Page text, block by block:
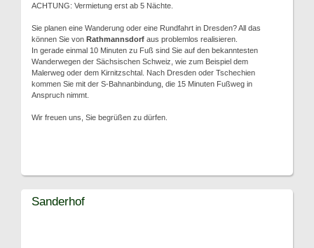
ACHTUNG: Vermietung erst ab 5 Nächte.
Sie planen eine Wanderung oder eine Rundfahrt in Dresden? All das
können Sie von Rathmannsdorf aus problemlos realisieren.
In gerade einmal 10 Minuten zu Fuß sind Sie auf den bekanntesten
Wanderwegen der Sächsischen Schweiz, wie zum Beispiel dem
Malerweg oder dem Kirnitzschtal. Nach Dresden oder Tschechien
kommen Sie mit der S-Bahnanbindung, die 15 Minuten Fußweg in
Anspruch nimmt.
Wir freuen uns, Sie begrüßen zu dürfen.
Sanderhof